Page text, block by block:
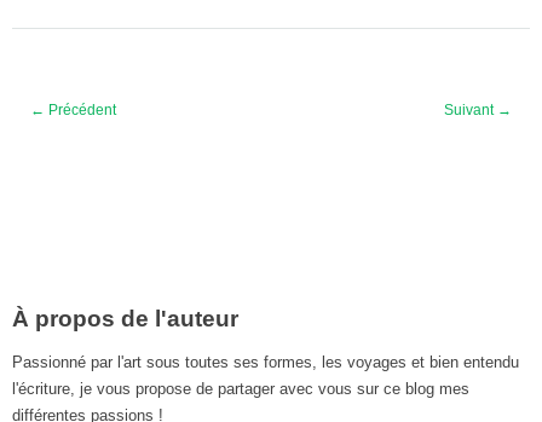
Suivant →
← Précédent
À propos de l'auteur
Passionné par l'art sous toutes ses formes, les voyages et bien entendu
l'écriture, je vous propose de partager avec vous sur ce blog mes
différentes passions !